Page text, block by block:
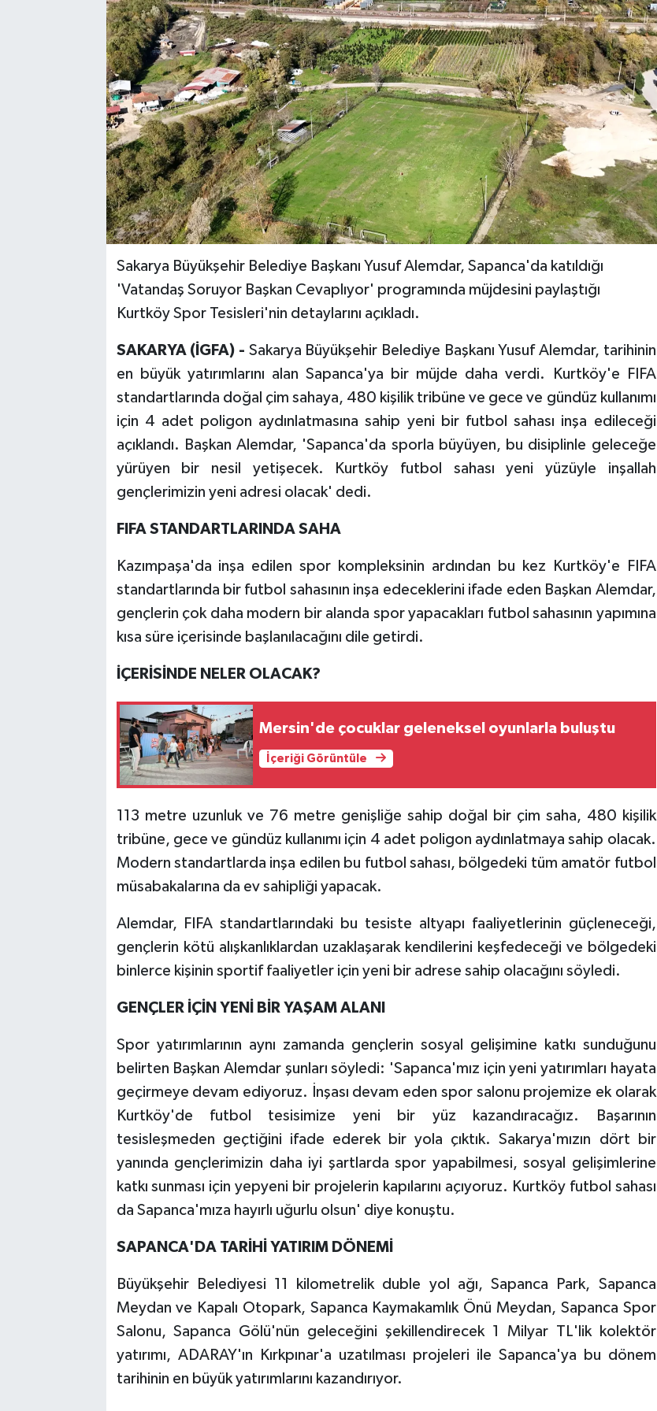
Sakarya Büyükşehir Belediye Başkanı Yusuf Alemdar, Sapanca'da katıldığı
'Vatandaş Soruyor Başkan Cevaplıyor' programında müjdesini paylaştığı
Kurtköy Spor Tesisleri'nin detaylarını açıkladı.
SAKARYA (İGFA) - Sakarya Büyükşehir Belediye Başkanı Yusuf Alemdar, tarihinin
en büyük yatırımlarını alan Sapanca'ya bir müjde daha verdi. Kurtköy'e FIFA
standartlarında doğal çim sahaya, 480 kişilik tribüne ve gece ve gündüz kullanımı
için 4 adet poligon aydınlatmasına sahip yeni bir futbol sahası inşa edileceği
açıklandı. Başkan Alemdar, 'Sapanca'da sporla büyüyen, bu disiplinle geleceğe
yürüyen bir nesil yetişecek. Kurtköy futbol sahası yeni yüzüyle inşallah
gençlerimizin yeni adresi olacak' dedi.
FIFA STANDARTLARINDA SAHA
Kazımpaşa'da inşa edilen spor kompleksinin ardından bu kez Kurtköy'e FIFA
standartlarında bir futbol sahasının inşa edeceklerini ifade eden Başkan Alemdar,
gençlerin çok daha modern bir alanda spor yapacakları futbol sahasının yapımına
kısa süre içerisinde başlanılacağını dile getirdi.
İÇERİSİNDE NELER OLACAK?
Mersin'de çocuklar geleneksel oyunlarla buluştu
İçeriği Görüntüle
113 metre uzunluk ve 76 metre genişliğe sahip doğal bir çim saha, 480 kişilik
tribüne, gece ve gündüz kullanımı için 4 adet poligon aydınlatmaya sahip olacak.
Modern standartlarda inşa edilen bu futbol sahası, bölgedeki tüm amatör futbol
müsabakalarına da ev sahipliği yapacak.
Alemdar, FIFA standartlarındaki bu tesiste altyapı faaliyetlerinin güçleneceği,
gençlerin kötü alışkanlıklardan uzaklaşarak kendilerini keşfedeceği ve bölgedeki
binlerce kişinin sportif faaliyetler için yeni bir adrese sahip olacağını söyledi.
GENÇLER İÇİN YENİ BİR YAŞAM ALANI
Spor yatırımlarının aynı zamanda gençlerin sosyal gelişimine katkı sunduğunu
belirten Başkan Alemdar şunları söyledi: 'Sapanca'mız için yeni yatırımları hayata
geçirmeye devam ediyoruz. İnşası devam eden spor salonu projemize ek olarak
Kurtköy'de futbol tesisimize yeni bir yüz kazandıracağız. Başarının
tesisleşmeden geçtiğini ifade ederek bir yola çıktık. Sakarya'mızın dört bir
yanında gençlerimizin daha iyi şartlarda spor yapabilmesi, sosyal gelişimlerine
katkı sunması için yepyeni bir projelerin kapılarını açıyoruz. Kurtköy futbol sahası
da Sapanca'mıza hayırlı uğurlu olsun' diye konuştu.
SAPANCA'DA TARİHİ YATIRIM DÖNEMİ
Büyükşehir Belediyesi 11 kilometrelik duble yol ağı, Sapanca Park, Sapanca
Meydan ve Kapalı Otopark, Sapanca Kaymakamlık Önü Meydan, Sapanca Spor
Salonu, Sapanca Gölü'nün geleceğini şekillendirecek 1 Milyar TL'lik kolektör
yatırımı, ADARAY'ın Kırkpınar'a uzatılması projeleri ile Sapanca'ya bu dönem
tarihinin en büyük yatırımlarını kazandırıyor.